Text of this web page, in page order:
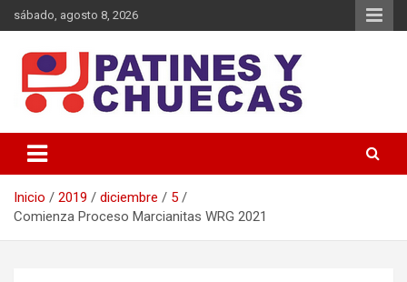
Saltar
al
sábado, agosto 8, 2026
Patines y Chuecas
Inicio 2019 diciembre
5
Comienza Proceso Marcianitas WRG 2021